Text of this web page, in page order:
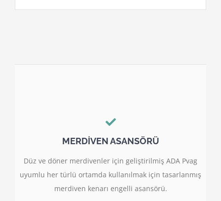
MERDİVEN ASANSÖRÜ
Düz ve döner merdivenler için geliştirilmiş ADA Pvag
uyumlu her türlü ortamda kullanılmak için tasarlanmış
merdiven kenarı engelli asansörü.